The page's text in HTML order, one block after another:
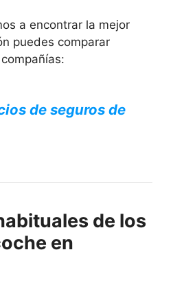
a encontrar la mejor
puedes comparar
de seguros de
de los
en